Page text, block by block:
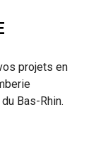
projets en
Bas-Rhin.